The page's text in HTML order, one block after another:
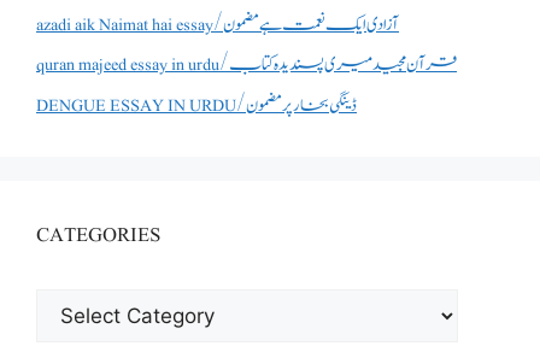
azadi aik Naimat hai essay/آزادی ایک نعمت ہے مضمون
quran majeed essay in urdu/قرآن مجید میری پسندیدہ کتاب
DENGUE ESSAY IN URDU/ڈینگی بخار پر مضمون
CATEGORIES
CATEGORIES